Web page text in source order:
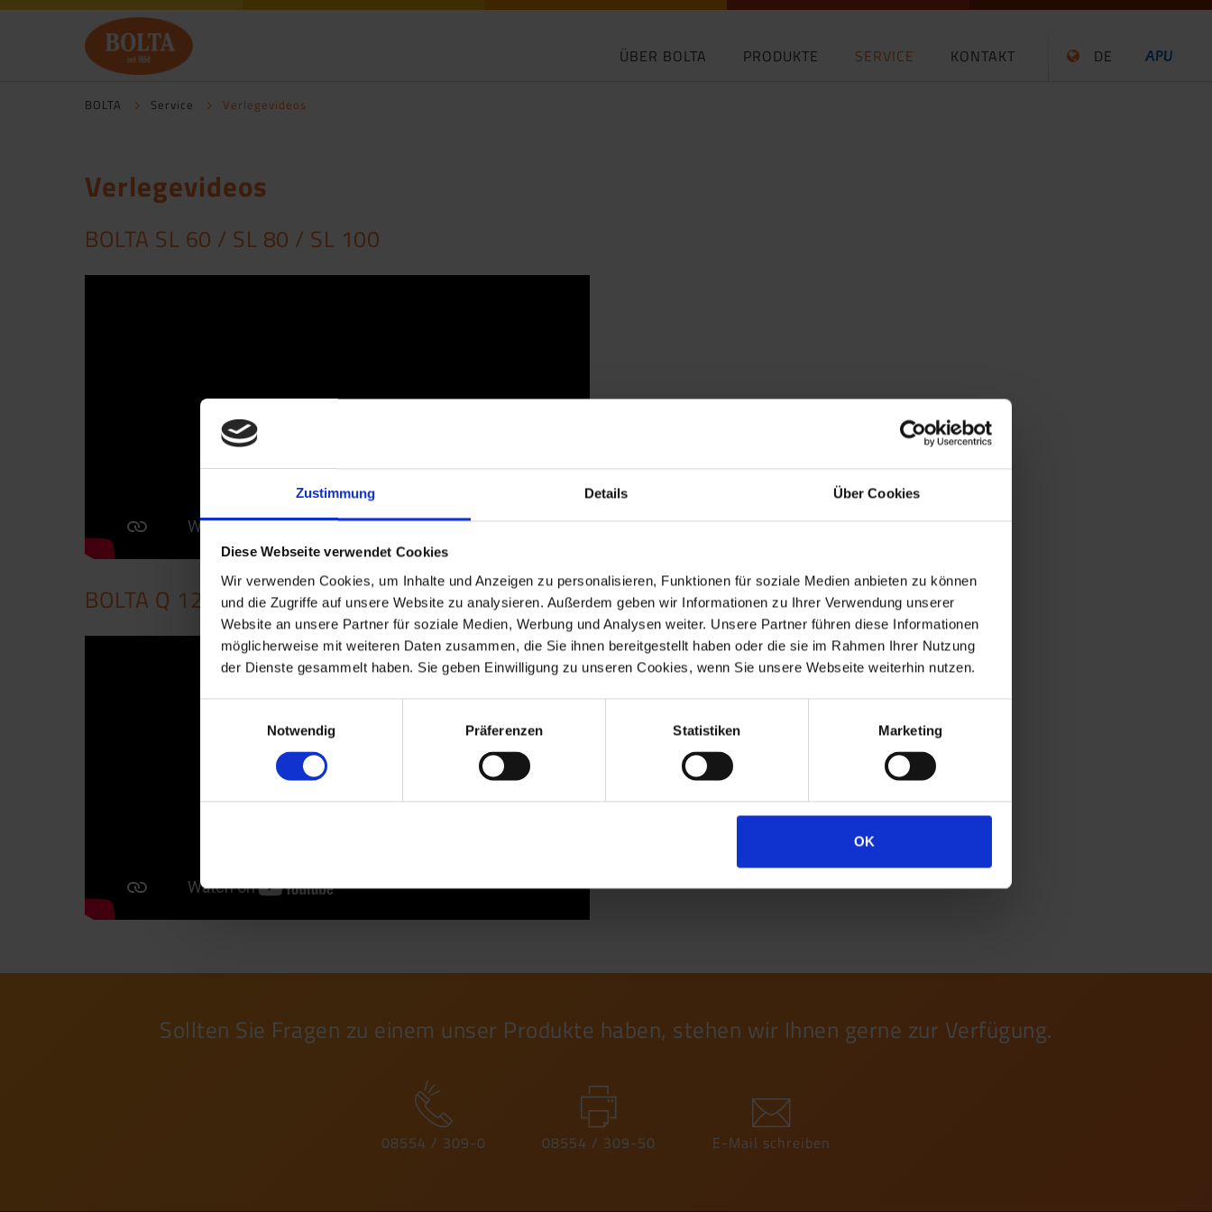
Zustimmung Details Über Cookies
Diese Webseite verwendet Cookies
Wir verwenden Cookies, um Inhalte und Anzeigen zu personalisieren, Funktionen für soziale Medien anbieten zu können
und die Zugriffe auf unsere Website zu analysieren. Außerdem geben wir Informationen zu Ihrer Verwendung unserer
Website an unsere Partner für soziale Medien, Werbung und Analysen weiter. Unsere Partner führen diese Informationen
möglicherweise mit weiteren Daten zusammen, die Sie ihnen bereitgestellt haben oder die sie im Rahmen Ihrer Nutzung
der Dienste gesammelt haben. Sie geben Einwilligung zu unseren Cookies, wenn Sie unsere Webseite weiterhin nutzen.
Notwendig
Präferenzen Statistiken Marketing
OK
ÜBER BOLTA PRODUKTE SERVICE KONTAKT DE
BOLTA Service Verlegevideos
Verlegevideos
BOLTA SL 60 / SL 80 / SL 100
BOLTA Q 12
Sollten Sie Fragen zu einem unser Produkte haben, stehen wir Ihnen gerne zur Verfügung.
08554 / 309-0 08554 / 309-50 E-Mail schreiben